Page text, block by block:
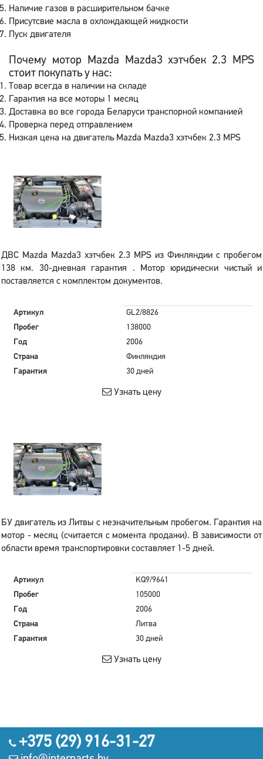
Наличие газов в расширительном бачке
Присутсвие масла в охлождающей жидкости
Пуск двигателя
Почему мотор Mazda Mazda3 хэтчбек 2.3 MPS
стоит покупать у нас:
Товар всегда в наличии на складе
Гарантия на все моторы 1 месяц
Доставка во все города Беларуси транспорной компанией
Проверка перед отправлением
Низкая цена на двигатель Mazda Mazda3 хэтчбек 2.3 MPS
ДВС Mazda Mazda3 хэтчбек 2.3 MPS из Финляндии с пробегом
138 км. 30-дневная гарантия . Мотор юридически чистый и
поставляется с комплектом документов.
Артикул
GL2/8826
Пробег
138000
Год
2006
Страна
Финляндия
Гарантия
30 дней
Узнать цену
БУ двигатель из Литвы с незначительным пробегом. Гарантия на
мотор - месяц (считается с момента продажи). В зависимости от
области время транспортировки составляет 1-5 дней.
Артикул
KQ9/9641
Пробег
105000
Год
2006
Страна
Литва
Гарантия
30 дней
Узнать цену
+375 (29) 916-31-27